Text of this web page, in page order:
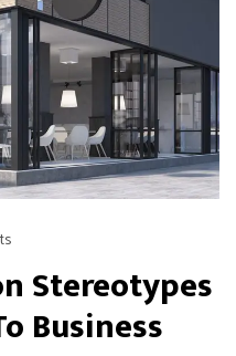
Stereotypes
Business